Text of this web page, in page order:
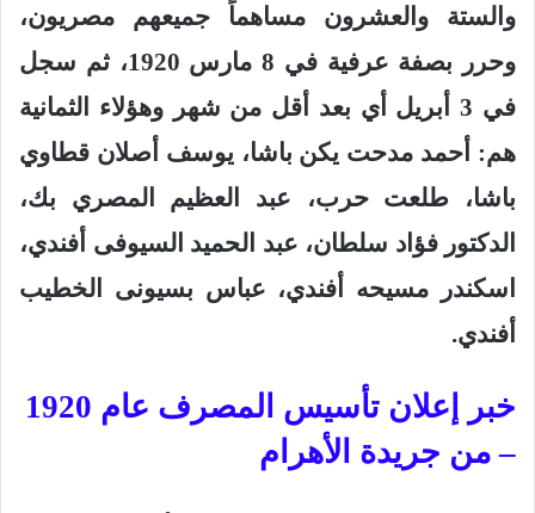
والستة والعشرون مساهماً جميعهم مصريون،
وحرر بصفة عرفية في 8 مارس 1920، ثم سجل
في 3 أبريل أي بعد أقل من شهر وهؤلاء الثمانية
هم: أحمد مدحت يكن باشا، يوسف أصلان قطاوي
باشا، طلعت حرب، عبد العظيم المصري بك،
الدكتور فؤاد سلطان، عبد الحميد السيوفى أفندي،
اسكندر مسيحه أفندي، عباس بسيونى الخطيب
أفندي.
خبر إعلان تأسيس المصرف عام 1920
– من جريدة الأهرام